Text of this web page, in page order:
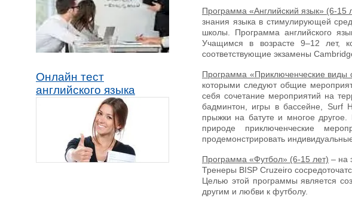
Онлайн тест
английского языка
Программа «Английский язык» (6-15
знания языка в стимулирующей
школы. Программа английского
Учащимся в возрасте 9–12 лет,
соответствующие экзамены
Программа «Приключенческие виды
которыми следуют общие
себя сочетание мероприятий на
бадминтон, игры в бассейне, Surf
прыжки на батуте и многое
природе приключенческие
продемонстрировать
Программа «Футбол» (6-15 лет) – на
Тренеры BISP Cruzeiro
Целью этой программы является
другим и любви к футболу.